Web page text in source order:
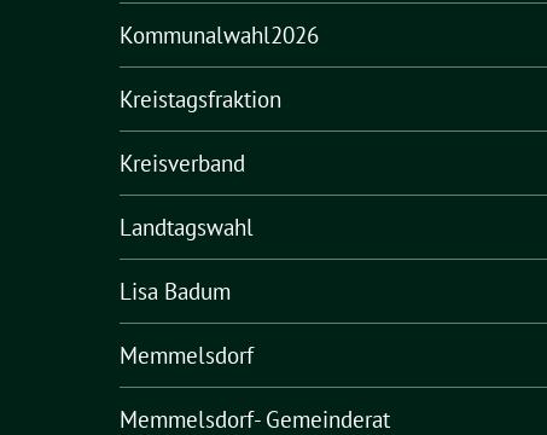
Kommunalwahl2026
Kreistagsfraktion
Kreisverband
Landtagswahl
Lisa Badum
Memmelsdorf
Memmelsdorf- Gemeinderat